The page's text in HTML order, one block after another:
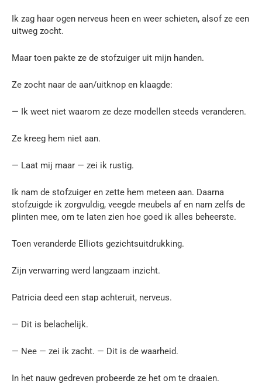
Ik zag haar ogen nerveus heen en weer schieten, alsof ze een
uitweg zocht.
Maar toen pakte ze de stofzuiger uit mijn handen.
Ze zocht naar de aan/uitknop en klaagde:
— Ik weet niet waarom ze deze modellen steeds veranderen.
Ze kreeg hem niet aan.
— Laat mij maar — zei ik rustig.
Ik nam de stofzuiger en zette hem meteen aan. Daarna
stofzuigde ik zorgvuldig, veegde meubels af en nam zelfs de
plinten mee, om te laten zien hoe goed ik alles beheerste.
Toen veranderde Elliots gezichtsuitdrukking.
Zijn verwarring werd langzaam inzicht.
Patricia deed een stap achteruit, nerveus.
— Dit is belachelijk.
— Nee — zei ik zacht. — Dit is de waarheid.
In het nauw gedreven probeerde ze het om te draaien.